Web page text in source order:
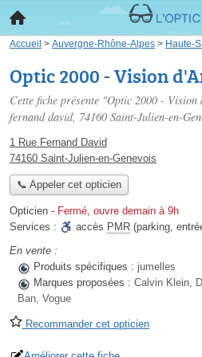
Accueil > Auvergne-Rhône-Alpes > Haute-
Optic 2000 - Vision
Cette fiche présente "Optic 2000 -
fernand david, 74160 Saint-Julien-en-
1 Rue Fernand David
74160 Saint-Julien-en-Genevois
📞 Appeler cet opticien
Opticien - Fermé, ouvre demain à 9h
Services :
accès PMR (parking,
En vente :
Produits spécifiques : jumelles
Marques proposées : Calvin Klein,
Ban, Vogue
Recommander cet opticien